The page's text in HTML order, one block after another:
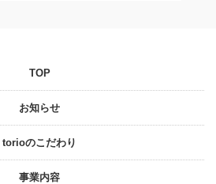
TOP
お知らせ
torioのこだわり
事業内容